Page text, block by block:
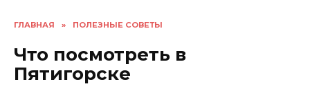
ГЛАВНАЯ » ПОЛЕЗНЫЕ СОВЕТЫ
Что посмотреть в
Пятигорске